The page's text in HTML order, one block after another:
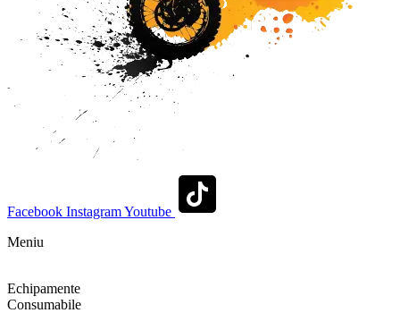
Facebook InstagramYoutube
Meniu
Echipamente
Consumabile